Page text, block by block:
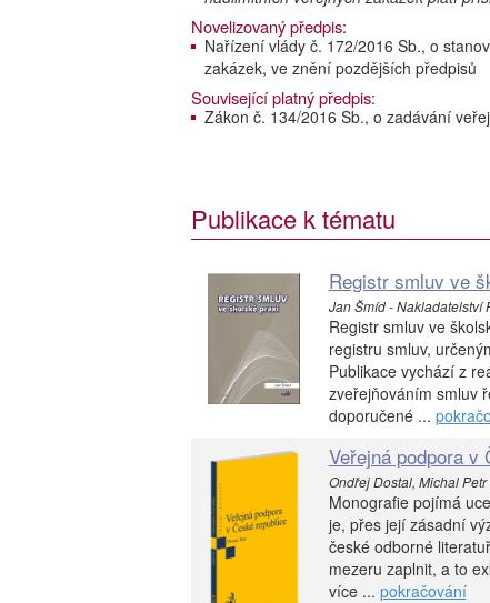
Novelizovaný předpis:
Nařízení vlády č. 172/2016 Sb., o
zakázek, ve znění pozdějších předpisů
Související platný předpis:
Zákon č. 134/2016 Sb., o zadávání
Publikace k tématu
Registr smluv ve
Jan Šmíd - Nakladatelství
Registr smluv ve
registru smluv,
Publikace vychází z
zveřejňováním smluv
doporučené ...
Veřejná podpora v
Ondřej Dostal, Michal Petr
Monografie pojímá
je, přes její zásadní
české odborné
mezeru zaplnit, a to
více ... pokračování